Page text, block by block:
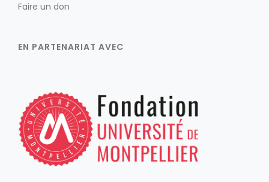
Faire un don
EN PARTENARIAT AVEC